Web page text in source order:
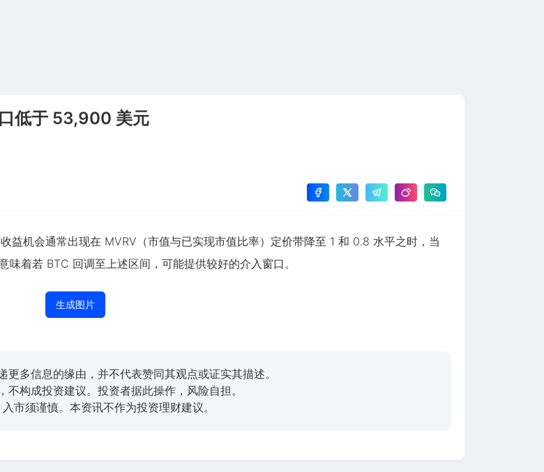
低于 53,900 美元
机会通常出现在 MVRV（市值与已实现市值比率）定价带降至 1 和 0.8 水平之时，当
着若 BTC 回调至上述区间，可能提供较好的介入窗口。
生成图片
更多信息的缘由，并不代表赞同其观点或证实其描述。
不构成投资建议。投资者据此操作，风险自担。
市须谨慎。本资讯不作为投资理财建议。